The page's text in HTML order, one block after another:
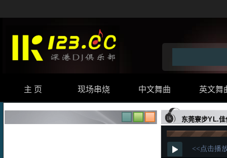
主 页 现场串烧 中文舞曲 英文舞
东莞寮步YL.